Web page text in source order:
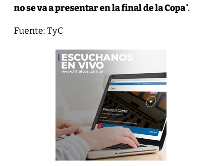
no se va a presentar en la final de la Copa“.
Fuente: TyC